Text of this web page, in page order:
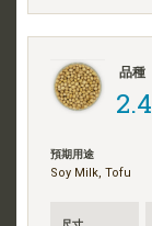
品種
2.4
預期用途
Soy Milk, Tofu